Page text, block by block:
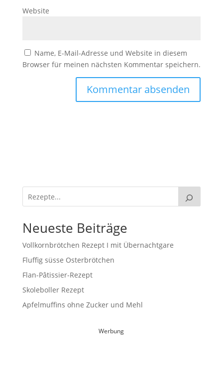
Website
Name, E-Mail-Adresse und Website in diesem
Browser für meinen nächsten Kommentar speichern.
Neueste Beiträge
Vollkornbrötchen Rezept I mit Übernachtgare
Fluffig süsse Osterbrötchen
Flan-Pâtissier-Rezept
Skoleboller Rezept
Apfelmuffins ohne Zucker und Mehl
Werbung